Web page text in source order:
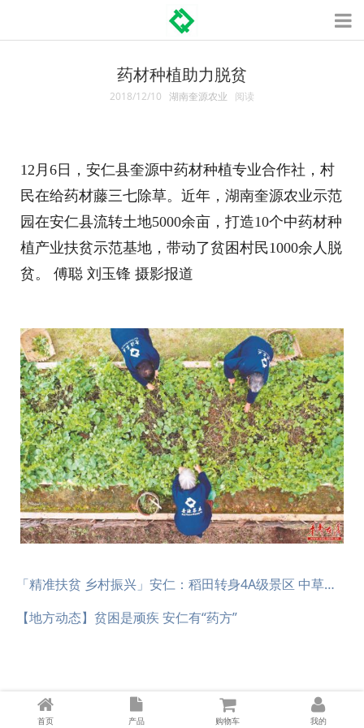
药材种植助力脱贫
2018/12/10 湖南奎源农业 阅读
12月6日，安仁县奎源中药材种植专业合作社，村
民在给药材藤三七除草。近年，湖南奎源农业示范
园在安仁县流转土地5000余亩，打造10个中药材种
植产业扶贫示范基地，带动了贫困村民1000余人脱
贫。 傅聪 刘玉锋 摄影报道
「精准扶贫 乡村振兴」安仁：稻田转身4A级景区 中草药对症治“贫”
【地方动态】贫困是顽疾 安仁有“药方”
首页 产品 购物车 我的